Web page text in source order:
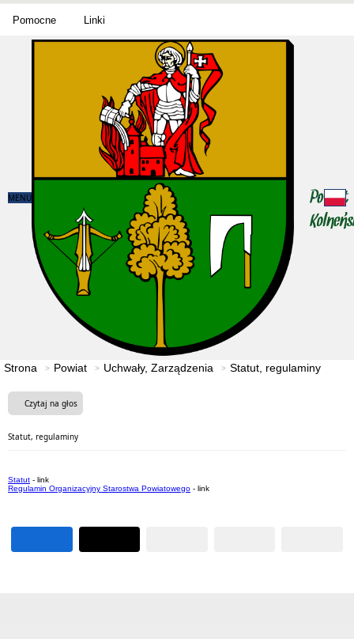
Pomocne Linki
MENU
Strona Powiat Uchwały, Zarządzenia Statut, regulaminy
Czytaj na głos
Statut, regulaminy
Statut - link
Regulamin Organizacyjny Starostwa Powiatowego - link